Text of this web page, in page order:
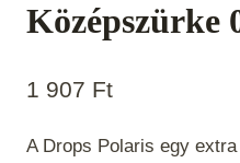
Középszürke
1 907 Ft
A Drops Polaris egy